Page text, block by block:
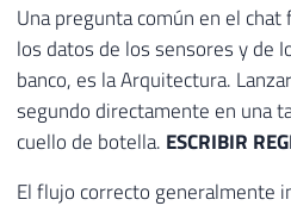
Una pregunta común en el
los datos de los sensores y de
banco, es la Arquitectura.
segundo directamente en una
cuello de botella. ESCRIBIR
El flujo correcto generalmente